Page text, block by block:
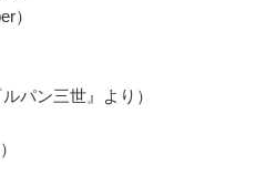
）
パン三世』より）